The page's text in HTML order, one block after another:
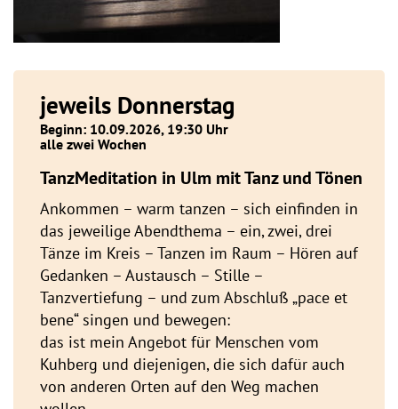
jeweils Donnerstag
Beginn: 10.09.2026, 19:30 Uhr
alle zwei Wochen
TanzMeditation in Ulm mit Tanz und Tönen
Ankommen – warm tanzen – sich einfinden in
das jeweilige Abendthema – ein, zwei, drei
Tänze im Kreis – Tanzen im Raum – Hören auf
Gedanken – Austausch – Stille –
Tanzvertiefung – und zum Abschluß „pace et
bene“ singen und bewegen:
das ist mein Angebot für Menschen vom
Kuhberg und diejenigen, die sich dafür auch
von anderen Orten auf den Weg machen